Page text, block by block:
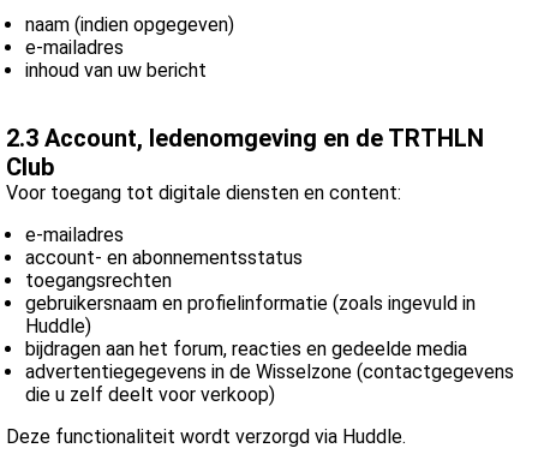
naam (indien opgegeven)
e-mailadres
inhoud van uw bericht
2.3 Account, ledenomgeving en de TRTHLN
Club
Voor toegang tot digitale diensten en content:
e-mailadres
account- en abonnementsstatus
toegangsrechten
gebruikersnaam en profielinformatie (zoals ingevuld in
Huddle)
bijdragen aan het forum, reacties en gedeelde media
advertentiegegevens in de Wisselzone (contactgegevens
die u zelf deelt voor verkoop)
Deze functionaliteit wordt verzorgd via Huddle.
Hierdoor
website-
van